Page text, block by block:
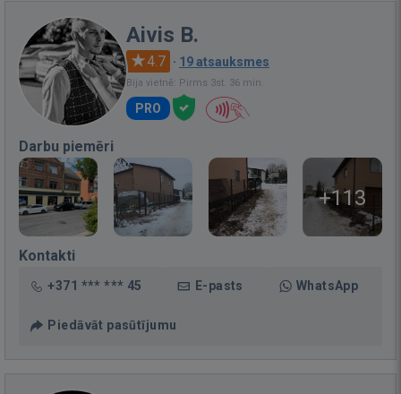
Aivis B.
4.7 · 19 atsauksmes
Bija vietnē: Pirms 3st. 36 min.
PRO
Darbu piemēri
+113
Kontakti
+371 *** *** 45 E-pasts WhatsApp
Piedāvāt pasūtījumu